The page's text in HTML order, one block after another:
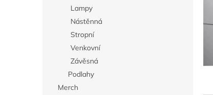
Lampy
Nástěnná
Stropní
Venkovní
Závěsná
Podlahy
Merch